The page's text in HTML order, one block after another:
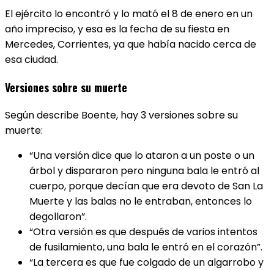
El ejército lo encontró y lo mató el 8 de enero en un
año impreciso, y esa es la fecha de su fiesta en
Mercedes, Corrientes, ya que había nacido cerca de
esa ciudad.
Versiones sobre su muerte
Según describe Boente, hay 3 versiones sobre su
muerte:
“Una versión dice que lo ataron a un poste o un
árbol y dispararon pero ninguna bala le entró al
cuerpo, porque decían que era devoto de San La
Muerte y las balas no le entraban, entonces lo
degollaron”.
“Otra versión es que después de varios intentos
de fusilamiento, una bala le entró en el corazón”.
“La tercera es que fue colgado de un algarrobo y